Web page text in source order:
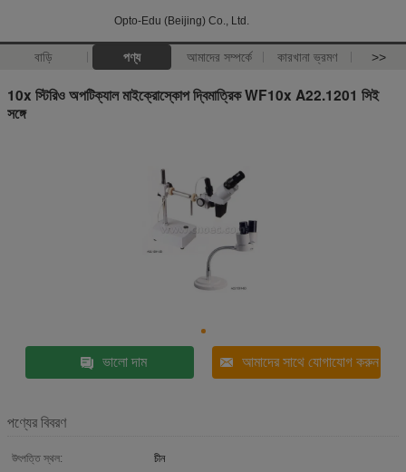
Opto-Edu (Beijing) Co., Ltd.
বাড়ি পণ্য আমাদের সম্পর্কে কারখানা ভ্রমণ >>
10x স্টিরিও অপটিক্যাল মাইক্রোস্কোপ দ্বিমাত্রিক WF10x A22.1201 সিই
সঙ্গে
ভালো দাম আমাদের সাথে যোগাযোগ করুন
পণ্যের বিবরণ
উৎপত্তি স্থল:
চীন